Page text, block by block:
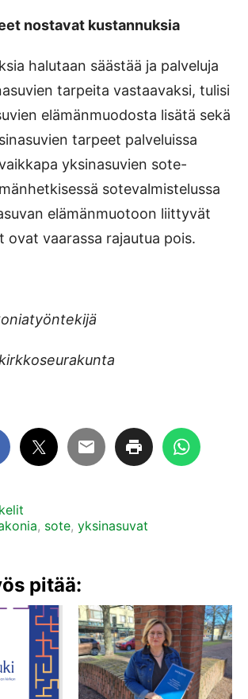
nostavat kustannuksia
halutaan säästää ja palveluja
tarpeita vastaavaksi, tulisi
elämänmuodosta lisätä sekä
tarpeet palveluissa
yksinasuvien sote-
sotevalmistelussa
elämänmuotoon liittyvät
ovat vaarassa rajautua pois.
, sote, yksinasuvat
pitää: